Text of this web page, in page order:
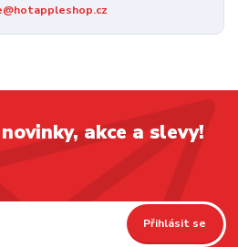
akce a slevy!
Přihlásit se